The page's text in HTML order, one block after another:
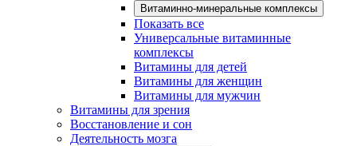
Витаминно-минеральные комплексы
Показать все
Универсальные витаминные
комплексы
Витамины для детей
Витамины для женщин
Витамины для мужчин
Витамины для зрения
Восстановление и сон
Деятельность мозга